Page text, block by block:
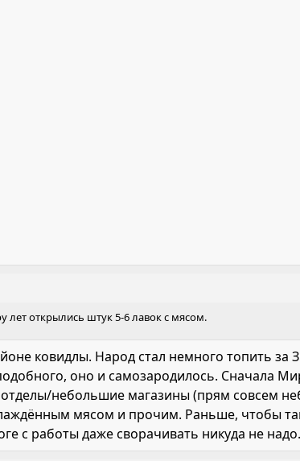
лет открылись штук 5-6 лавок с мясом.
ковидлы. Народ стал немного топить
оно и самозародилось. Сначала
небольшие магазины (прям совсем
мясом и прочим. Раньше, чтобы
с работы даже сворачивать никуда не надо.